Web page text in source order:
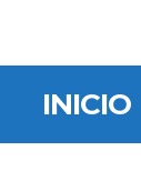
INICIO